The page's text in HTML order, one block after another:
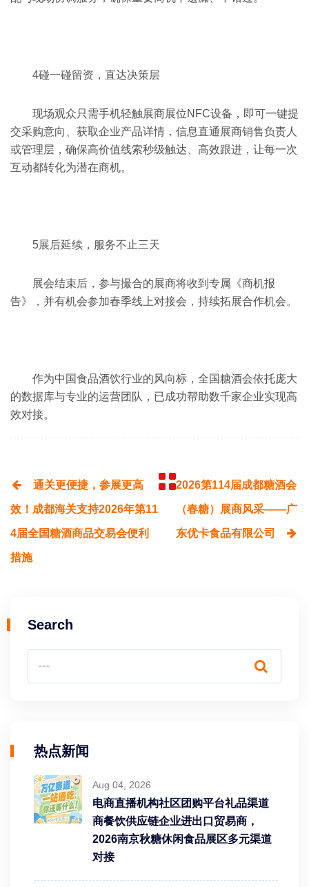
4碰一碰留资，直达决策层
现场观众只需手机轻触展商展位NFC设备，即可一键提
交采购意向、获取企业产品详情，信息直通展商销售负责人
或管理层，确保高价值线索秒级触达、高效跟进，让每一次
互动都转化为潜在商机。
5展后延续，服务不止三天
展会结束后，参与撮合的展商将收到专属《商机报
告》，并有机会参加春季线上对接会，持续拓展合作机会。
作为中国食品酒饮行业的风向标，全国糖酒会依托庞大
的数据库与专业的运营团队，已成功帮助数千家企业实现高
效对接。
通关更便捷，参展更高
效！成都海关支持2026年第11
4届全国糖酒商品交易会便利
措施
2026第114届成都糖酒会
（春糖）展商风采——广
东优卡食品有限公司
Search
热点新闻
Aug 04, 2026
电商直播机构社区团购平台礼品渠道
商餐饮供应链企业进出口贸易商，
2026南京秋糖休闲食品展区多元渠道
对接